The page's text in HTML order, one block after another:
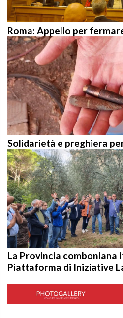
Roma: Appello per
Solidarietà e preghiera
La Provincia comboniana
Piattaforma di Iniziative